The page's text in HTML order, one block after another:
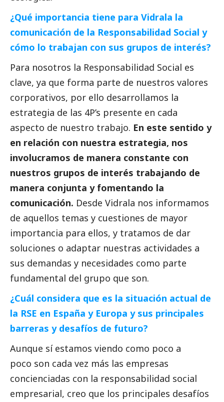
¿Qué importancia tiene para Vidrala la
comunicación de la Responsabilidad Social y
cómo lo trabajan con sus grupos de interés?
Para nosotros la Responsabilidad Social es
clave, ya que forma parte de nuestros valores
corporativos, por ello desarrollamos la
estrategia de las 4P’s presente en cada
aspecto de nuestro trabajo. En este sentido y
en relación con nuestra estrategia, nos
involucramos de manera constante con
nuestros grupos de interés trabajando de
manera conjunta y fomentando la
comunicación. Desde Vidrala nos informamos
de aquellos temas y cuestiones de mayor
importancia para ellos, y tratamos de dar
soluciones o adaptar nuestras actividades a
sus demandas y necesidades como parte
fundamental del grupo que son.
¿Cuál considera que es la situación actual de
la RSE en España y Europa y sus principales
barreras y desafíos de futuro?
Aunque sí estamos viendo como poco a
poco son cada vez más las empresas
concienciadas con la responsabilidad social
empresarial, creo que los principales desafíos